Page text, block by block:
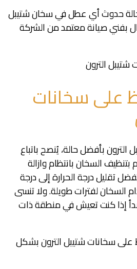
حدوث أي عطل في سخان شتيبل
بفني صيانة معتمد من الشركة
على سخانات
بأفضل حالة، يُنصح باتباع
السخان بانتظام وازالة
تقليل درجة الحرارة إلى درجة
لفترات طويلة. ولا تنسى
إذا كنت تعيش في منطقة ذات
على سخانات شتيبل الترون بشكل